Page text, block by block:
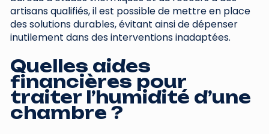
artisans qualifiés, il est possible de mettre en place
des solutions durables, évitant ainsi de dépenser
inutilement dans des interventions inadaptées.
Quelles aides
financières pour
traiter l’humidité d’une
chambre ?